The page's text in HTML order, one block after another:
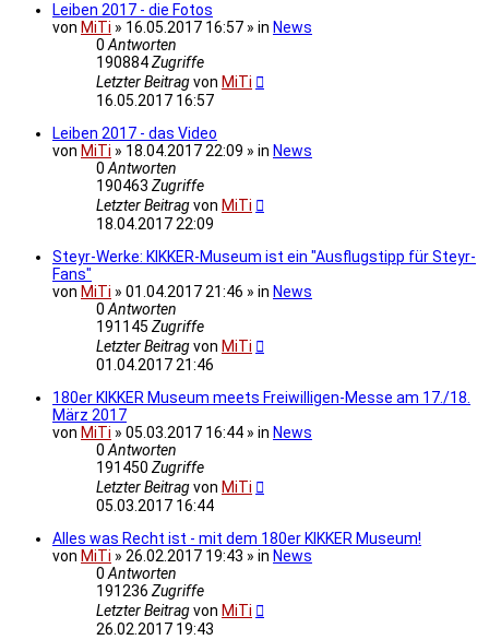
Leiben 2017 - die Fotos
von MiTi » 16.05.2017 16:57 » in News
0Antworten
190884Zugriffe
Letzter Beitragvon MiTi
16.05.2017 16:57
Leiben 2017 - das Video
von MiTi » 18.04.2017 22:09 » in News
0Antworten
190463 Zugriffe
Letzter Beitragvon MiTi
18.04.2017 22:09
Steyr-Werke: KIKKER-Museum ist ein "Ausflugstipp für Steyr-
Fans"
von MiTi » 01.04.2017 21:46 » in News
0Antworten
191145 Zugriffe
Letzter Beitragvon MiTi
01.04.2017 21:46
180er KIKKER Museum meets Freiwilligen-Messe am 17./18.
März 2017
von MiTi » 05.03.2017 16:44 » in News
0Antworten
191450 Zugriffe
Letzter Beitragvon MiTi
05.03.2017 16:44
Alles was Recht ist - mit dem 180er KIKKER Museum!
von MiTi » 26.02.2017 19:43 » in News
0Antworten
191236 Zugriffe
Letzter Beitragvon MiTi
26.02.2017 19:43